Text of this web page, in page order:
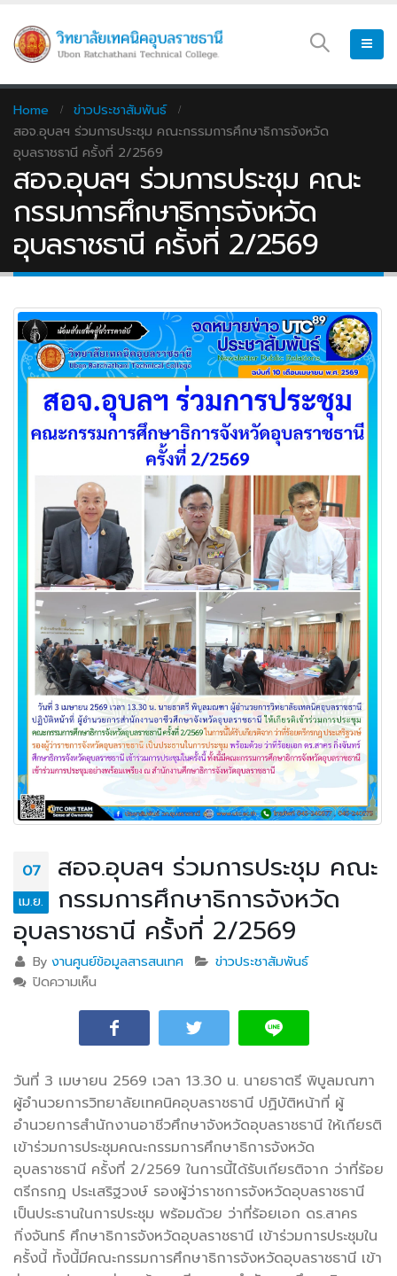
Home
ข่าวประชาสัมพันธ์
สอจ.อุบลฯ ร่วมการประชุม คณะกรรมการศึกษาธิการจังหวัด
อุบลราชธานี ครั้งที่ 2/2569
สอจ.อุบลฯ ร่วมการประชุม คณะ
กรรมการศึกษาธิการจังหวัด
อุบลราชธานี ครั้งที่ 2/2569
07
เม.ย.
สอจ.อุบลฯ ร่วมการประชุม คณะ
กรรมการศึกษาธิการจังหวัด
อุบลราชธานี ครั้งที่ 2/2569
Byงานศูนย์ข้อมูลสารสนเทศ
ข่าวประชาสัมพันธ์
ปิดความเห็น
วันที่​ 3 เมษายน​ 2569​ เวลา​ 13.30​ น.​ นายธาตรี พิบูลมณฑา
ผู้อำนวยการวิทยาลัยเทคนิคอุบลราชธานี ปฏิบัติหน้าที่ ผู้
อำนวยการสำนักงานอาชีวศึกษาจังหวัดอุบลราชธานี ให้เกียรติ
เข้าร่วมการประชุมคณะกรรมการศึกษาธิการจังหวัด
อุบลราชธานี ครั้งที่ 2/2569 ในการนี้ได้รับเกียรติจาก ว่าที่ร้อย
ตรีกรกฎ ประเสริฐวงษ์ รองผู้ว่าราชการจังหวัดอุบลราชธานี
เป็นประธานในการประชุม พร้อมด้วย ว่าที่ร้อยเอก ดร.สาคร
กิ่งจันทร์ ศึกษาธิการจังหวัดอุบลราชธานี เข้าร่วมการประชุมใน
ครั้งนี้ ทั้งนี้มีคณะกรรมการศึกษาธิการจังหวัดอุบลราชธานี เข้า